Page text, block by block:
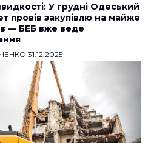
У грудні Одеський
провів закупівлю на майже
— БЕБ вже веде
|31.12.2025